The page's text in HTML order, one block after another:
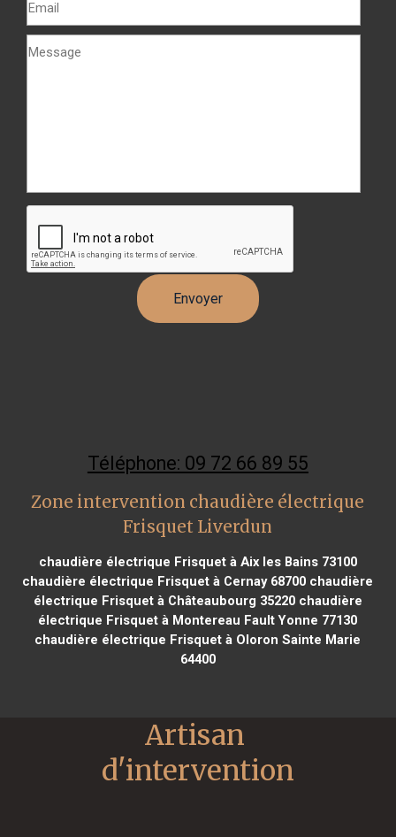
Téléphone: 09 72 66 89 55
Zone intervention chaudière électrique
Frisquet Liverdun
chaudière électrique Frisquet à Aix les Bains 73100
chaudière électrique Frisquet à Cernay 68700 chaudière
électrique Frisquet à Châteaubourg 35220chaudière
électrique Frisquet à Montereau Fault Yonne 77130
chaudière électrique Frisquet à Oloron Sainte Marie
64400
Artisan
d'intervention